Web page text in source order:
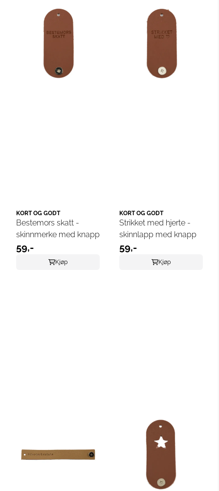
KORT OG GODT
Bestemors skatt -
skinnmerke med knapp
59,-
Kjøp
KORT OG GODT
Strikket med hjerte -
skinnlapp med knapp
59,-
Kjøp